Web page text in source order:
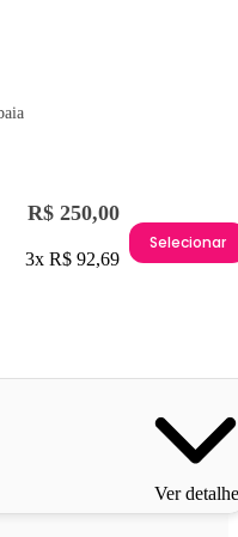
R$ 250,00
3x R$ 92,69
Selecionar
Ver